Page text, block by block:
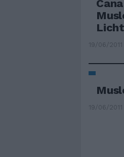
19/06/2011
19/06/2011